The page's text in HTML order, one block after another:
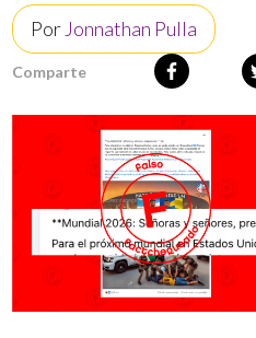
Por Jonnathan Pulla
Comparte